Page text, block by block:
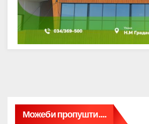
Можеби пропушти....